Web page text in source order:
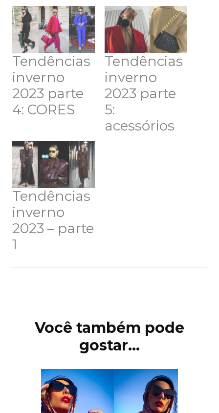
Tendências
inverno
2023 parte
4: CORES
Tendências
inverno
2023 parte
5:
acessórios
Tendências
inverno
2023 – parte
1
postVocê também pode
gostar...